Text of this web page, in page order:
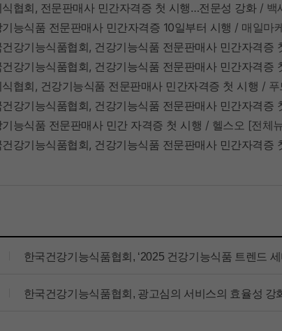
한국건강기능식품협회, ‘2025 건강기능식품 트렌드 세
식협회, 전문판매사 민간자격증 첫 시행…전문성 강화/ 백
기능식품 전문판매사 민간자격증 10일부터 시행 / 매일마
강기능식품협회, 건강기능식품 전문판매사 민간자격증
강기능식품협회, 건강기능식품 전문판매사 민간자격증
식협회, 건강기능식품 전문판매사 민간자격증 첫 시행 /
강기능식품협회, 건강기능식품 전문판매사 민간자격증
기능식품 전문판매사 민간 자격증 첫 시행 / 헬스오 [전체
강기능식품협회, 건강기능식품 전문판매사 민간자격증